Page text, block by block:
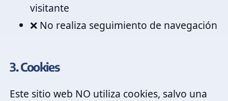
visitante
❌ No realiza seguimiento de navegación
3. Cookies
Este sitio web NO utiliza cookies, salvo una